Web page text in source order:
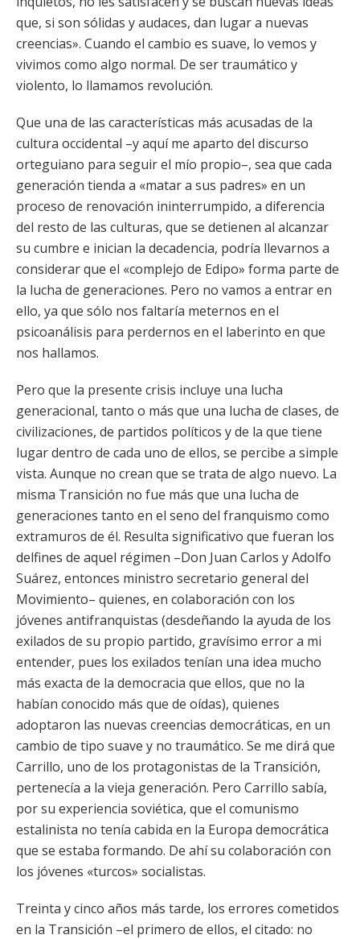
que, si son sólidas y audaces, dan lugar a nuevas
creencias». Cuando el cambio es suave, lo vemos y
vivimos como algo normal. De ser traumático y
violento, lo llamamos revolución.
Que una de las características más acusadas de la
cultura occidental –y aquí me aparto del discurso
orteguiano para seguir el mío propio–, sea que cada
generación tienda a «matar a sus padres» en un
proceso de renovación ininterrumpido, a diferencia
del resto de las culturas, que se detienen al alcanzar
su cumbre e inician la decadencia, podría llevarnos a
considerar que el «complejo de Edipo» forma parte de
la lucha de generaciones. Pero no vamos a entrar en
ello, ya que sólo nos faltaría meternos en el
psicoanálisis para perdernos en el laberinto en que
nos hallamos.
Pero que la presente crisis incluye una lucha
generacional, tanto o más que una lucha de clases, de
civilizaciones, de partidos políticos y de la que tiene
lugar dentro de cada uno de ellos, se percibe a simple
vista. Aunque no crean que se trata de algo nuevo. La
misma Transición no fue más que una lucha de
generaciones tanto en el seno del franquismo como
extramuros de él. Resulta significativo que fueran los
delfines de aquel régimen –Don Juan Carlos y Adolfo
Suárez, entonces ministro secretario general del
Movimiento– quienes, en colaboración con los
jóvenes antifranquistas (desdeñando la ayuda de los
exilados de su propio partido, gravísimo error a mi
entender, pues los exilados tenían una idea mucho
más exacta de la democracia que ellos, que no la
habían conocido más que de oídas), quienes
adoptaron las nuevas creencias democráticas, en un
cambio de tipo suave y no traumático. Se me dirá que
Carrillo, uno de los protagonistas de la Transición,
pertenecía a la vieja generación. Pero Carrillo sabía,
por su experiencia soviética, que el comunismo
estalinista no tenía cabida en la Europa democrática
que se estaba formando. De ahí su colaboración con
los jóvenes «turcos» socialistas.
Treinta y cinco años más tarde, los errores cometidos
en la Transición –el primero de ellos, el citado: no